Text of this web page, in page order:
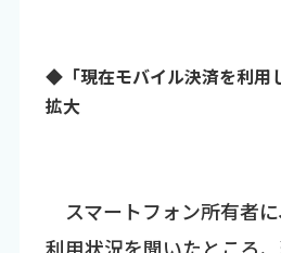
◆「現在モバイル決済を利用
拡大
スマートフォン所有者